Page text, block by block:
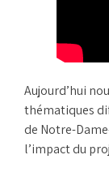
Aujourd’hui
thématiques
de Notre-
l’impact du